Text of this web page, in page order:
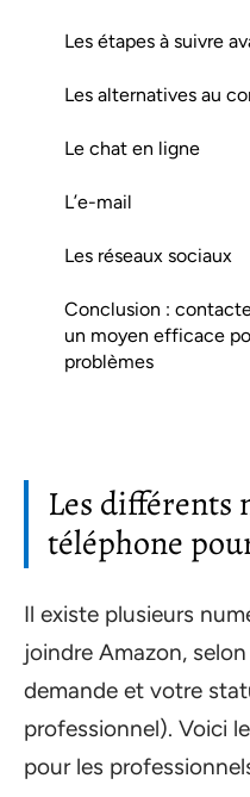
Les étapes à suivre
Les alternatives au
Le chat en ligne
L’e-mail
Les réseaux sociaux
Conclusion :
un moyen efficace
problèmes
Les différents
téléphone
Il existe plusieurs
joindre Amazon,
demande et votre
professionnel). Voici
pour les